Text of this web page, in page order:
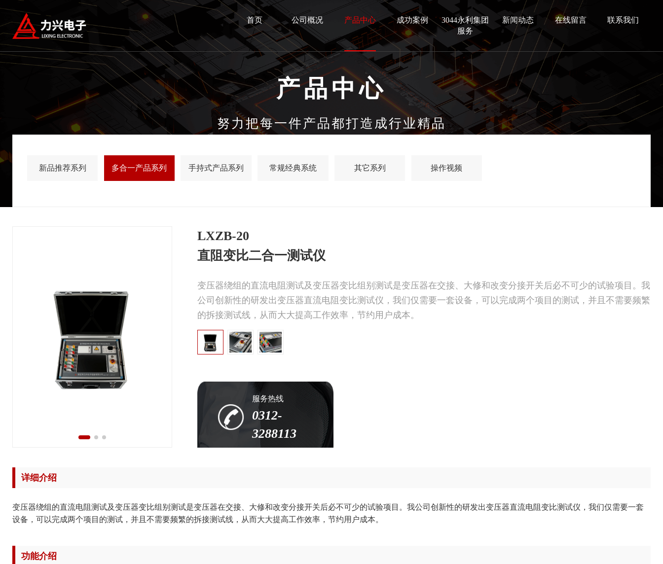
首页 公司概况 产品中心 成功案例
3044永利集团
服务
新闻动态 在线留言 联系我们
产品中心
努力把每一件产品都打造成行业精品
新品推荐系列 多合一产品系列 手持式产品系列 常规经典系统 其它系列 操作视频
LXZB-20
直阻变比二合一测试仪
变压器绕组的直流电阻测试及变压器变比组别测试是变压器在交接、大修和改变分接开关后必不可少的试验项目。我
公司创新性的研发出变压器直流电阻变比测试仪，我们仅需要一套设备，可以完成两个项目的测试，并且不需要频繁
的拆接测试线，从而大大提高工作效率，节约用户成本。
服务热线
0312-
3288113
详细介绍
变压器绕组的直流电阻测试及变压器变比组别测试是变压器在交接、大修和改变分接开关后必不可少的试验项目。我公司创新性的研发出变压器直流电阻变比测试仪，我们仅需要一套
设备，可以完成两个项目的测试，并且不需要频繁的拆接测试线，从而大大提高工作效率，节约用户成本。
功能介绍